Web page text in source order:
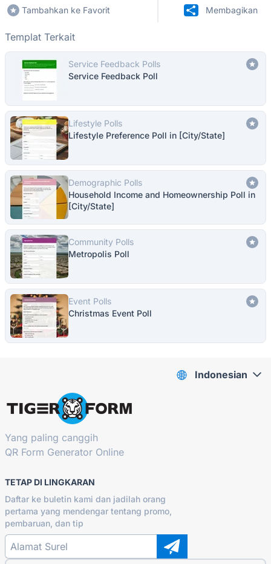
Tambahkan ke Favorit Membagikan
Templat Terkait
Service Feedback Polls
Service Feedback Poll
Lifestyle Polls
Lifestyle Preference Poll in [City/State]
Demographic Polls
Household Income and Homeownership Poll in
[City/State]
Community Polls
Metropolis Poll
Event Polls
Christmas Event Poll
Yang paling canggih
QR Form Generator Online
TETAP DI LINGKARAN
Daftar ke buletin kami dan jadilah orang
pertama yang mendengar tentang promo,
pembaruan, dan tip
Indonesian